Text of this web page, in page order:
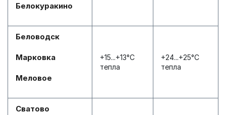
Белокуракино
Беловодск
Марковка
Меловое
+15...+13°С
тепла
+24...+25°С
тепла
Сватово